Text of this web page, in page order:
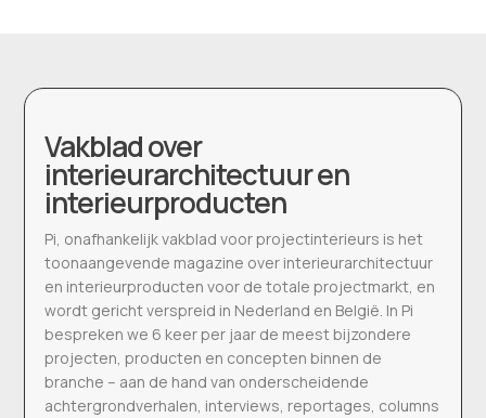
Vakblad over
interieurarchitectuur en
interieurproducten
Pi, onafhankelijk vakblad voor projectinterieurs is het
toonaangevende magazine over interieurarchitectuur
en interieurproducten voor de totale projectmarkt, en
wordt gericht verspreid in Nederland en België. In Pi
bespreken we 6 keer per jaar de meest bijzondere
projecten, producten en concepten binnen de
branche – aan de hand van onderscheidende
achtergrondverhalen, interviews, reportages, columns